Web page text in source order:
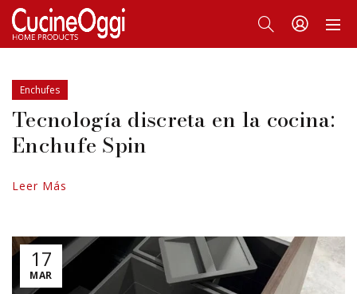
Enchufes
Tecnología discreta en la cocina:
Enchufe Spin
Leer Más
17
MAR